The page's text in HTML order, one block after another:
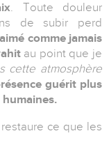
. Toute douleur
de subir perd
comme jamais
au point que je
cette atmosphère
guérit plus
ce que les